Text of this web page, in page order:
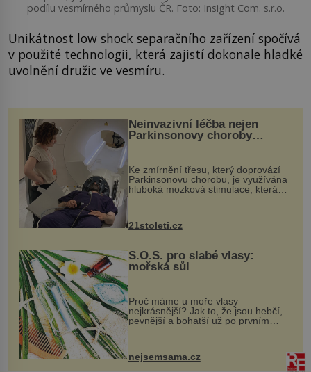
podílu vesmírného průmyslu ČR. Foto: Insight Com. s.r.o.
Unikátnost low shock separačního zařízení spočívá
v použité technologii, která zajistí dokonale hladké
uvolnění družic ve vesmíru.
Neinvazivní léčba nejen
Parkinsonovy choroby
Ke zmírnění třesu, který doprovází
Parkinsonovu chorobu, je využívána
hluboká mozková stimulace, která
však vyžaduje vysoce invazivní
k dostatečně přesnému zacílení ...
21stoleti.cz
S.O.S. pro slabé vlasy:
mořská sůl
Proč máme u moře vlasy
nejkrásnější? Jak to, že jsou hebčí,
pevnější a bohatší už po prvním
vlasy. ...
nejsemsama.cz